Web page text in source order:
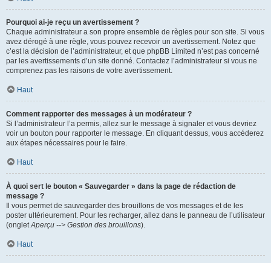
Pourquoi ai-je reçu un avertissement ?
Chaque administrateur a son propre ensemble de règles pour son site. Si vous
avez dérogé à une règle, vous pouvez recevoir un avertissement. Notez que
c’est la décision de l’administrateur, et que phpBB Limited n’est pas concerné
par les avertissements d’un site donné. Contactez l’administrateur si vous ne
comprenez pas les raisons de votre avertissement.
Haut
Comment rapporter des messages à un modérateur ?
Si l’administrateur l’a permis, allez sur le message à signaler et vous devriez
voir un bouton pour rapporter le message. En cliquant dessus, vous accéderez
aux étapes nécessaires pour le faire.
Haut
À quoi sert le bouton « Sauvegarder » dans la page de rédaction de
message ?
Il vous permet de sauvegarder des brouillons de vos messages et de les
poster ultérieurement. Pour les recharger, allez dans le panneau de l’utilisateur
(onglet Aperçu --> Gestion des brouillons).
Haut